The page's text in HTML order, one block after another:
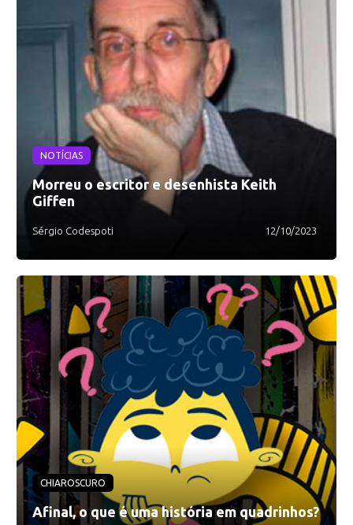
NOTÍCIAS
Morreu o escritor e desenhista Keith
Giffen
Sérgio Codespoti 12/10/2023
CHIAROSCURO
Afinal, o que é uma história em quadrinhos?